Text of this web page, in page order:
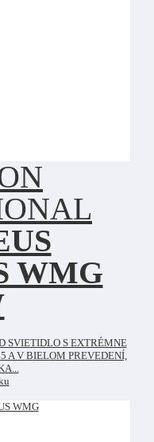
WMG
SVIETIDLO S EXTRÉMNE
A V BIELOM PREVEDENÍ,